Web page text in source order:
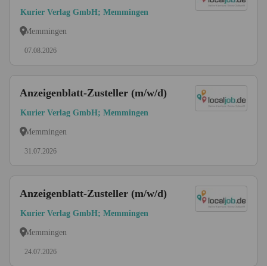
Kurier Verlag GmbH; Memmingen
Memmingen
07.08.2026
Anzeigenblatt-Zusteller (m/w/d)
Kurier Verlag GmbH; Memmingen
Memmingen
31.07.2026
Anzeigenblatt-Zusteller (m/w/d)
Kurier Verlag GmbH; Memmingen
Memmingen
24.07.2026